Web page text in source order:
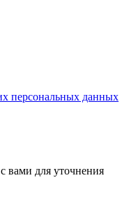
персональных данных
вами для уточнения